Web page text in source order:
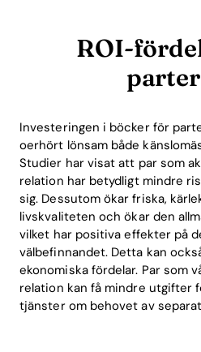
ROI-
Investeringen i böcker för
oerhört lönsam både
Studier har visat att par som
relation har betydligt mindre
sig. Dessutom ökar friska,
livskvaliteten och ökar den
vilket har positiva effekter på
välbefinnandet. Detta kan
ekonomiska fördelar. Par som
relation kan få mindre utgifter
tjänster om behovet av